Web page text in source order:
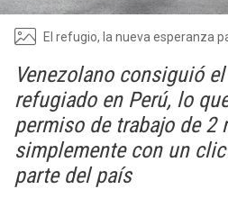
El refugio, la nueva esperanza
Venezolano consiguió
refugiado en Perú, lo
permiso de trabajo de 2
simplemente con un
parte del país